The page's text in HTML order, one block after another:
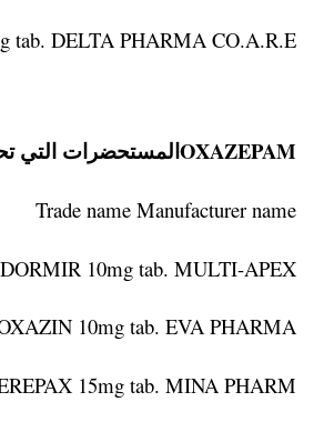
tab. DELTA PHARMA CO.A.R.E.
OXAZEPAMالمستحضرات التي تحتوي على مادة
Trade name Manufacturer name
10mg tab. MULTI-APEX
10mg tab. EVA PHARMA
15mg tab. MINA PHARM